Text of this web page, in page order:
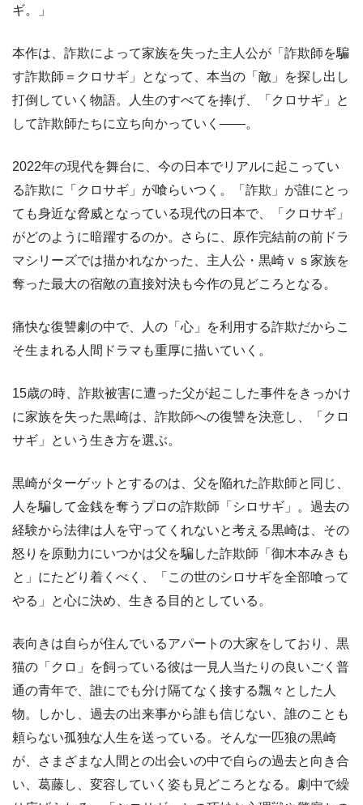
ギ。」
本作は、詐欺によって家族を失った主人公が「詐欺師を騙
す詐欺師＝クロサギ」となって、本当の「敵」を探し出し
打倒していく物語。人生のすべてを捧げ、「クロサギ」と
して詐欺師たちに立ち向かっていく――。
2022年の現代を舞台に、今の日本でリアルに起こってい
る詐欺に「クロサギ」が喰らいつく。「詐欺」が誰にとっ
ても身近な脅威となっている現代の日本で、「クロサギ」
がどのように暗躍するのか。さらに、原作完結前の前ドラ
マシリーズでは描かれなかった、主人公・黒崎ｖｓ家族を
奪った最大の宿敵の直接対決も今作の見どころとなる。
痛快な復讐劇の中で、人の「心」を利用する詐欺だからこ
そ生まれる人間ドラマも重厚に描いていく。
15歳の時、詐欺被害に遭った父が起こした事件をきっかけ
に家族を失った黒崎は、詐欺師への復讐を決意し、「クロ
サギ」という生き方を選ぶ。
黒崎がターゲットとするのは、父を陥れた詐欺師と同じ、
人を騙して金銭を奪うプロの詐欺師「シロサギ」。過去の
経験から法律は人を守ってくれないと考える黒崎は、その
怒りを原動力にいつかは父を騙した詐欺師「御木本みきも
と」にたどり着くべく、「この世のシロサギを全部喰って
やる」と心に決め、生きる目的としている。
表向きは自らが住んでいるアパートの大家をしており、黒
猫の「クロ」を飼っている彼は一見人当たりの良いごく普
通の青年で、誰にでも分け隔てなく接する飄々とした人
物。しかし、過去の出来事から誰も信じない、誰のことも
頼らない孤独な人生を送っている。そんな一匹狼の黒崎
が、さまざまな人間との出会いの中で自らの過去と向き合
い、葛藤し、変容していく姿も見どころとなる。劇中で繰